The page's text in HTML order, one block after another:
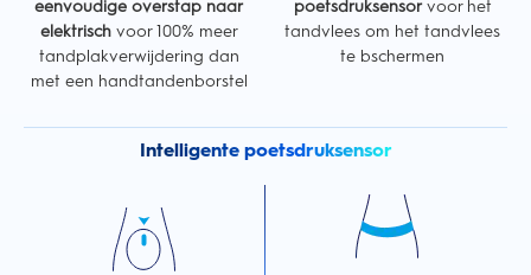
eenvoudige overstap naar
elektrischvoor 100% meer
tandplakverwijdering dan
met een handtandenborstel
poetsdruksensorvoor het
tandvlees om het tandvlees
te bschermen
Intelligente poetsdruksensor